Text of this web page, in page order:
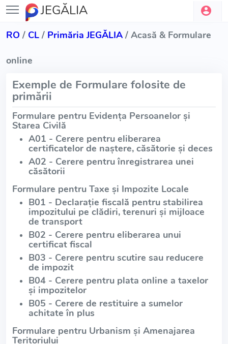
JEGĂLIA
RO / CL / Primăria JEGĂLIA / Acasă & Formulare
online
Exemple de Formulare folosite de
primării
Formulare pentru Evidența Persoanelor și
Starea Civilă
A01 - Cerere pentru eliberarea
certificatelor de naștere, căsătorie și deces
A02 - Cerere pentru înregistrarea unei
căsătorii
Formulare pentru Taxe și Impozite Locale
B01 - Declarație fiscală pentru stabilirea
impozitului pe clădiri, terenuri și mijloace
de transport
B02 - Cerere pentru eliberarea unui
certificat fiscal
B03 - Cerere pentru scutire sau reducere
de impozit
B04 - Cerere pentru plata online a taxelor
și impozitelor
B05 - Cerere de restituire a sumelor
achitate în plus
Formulare pentru Urbanism și Amenajarea
Teritoriului